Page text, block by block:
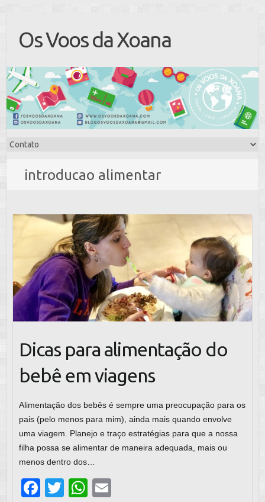
Os Voos da Xoana
introducao alimentar
Dicas para alimentação do
bebê em viagens
Alimentação dos bebês é sempre uma preocupação para os
pais (pelo menos para mim), ainda mais quando envolve
uma viagem. Planejo e traço estratégias para que a nossa
filha possa se alimentar de maneira adequada, mais ou
menos dentro dos…
F
T
W